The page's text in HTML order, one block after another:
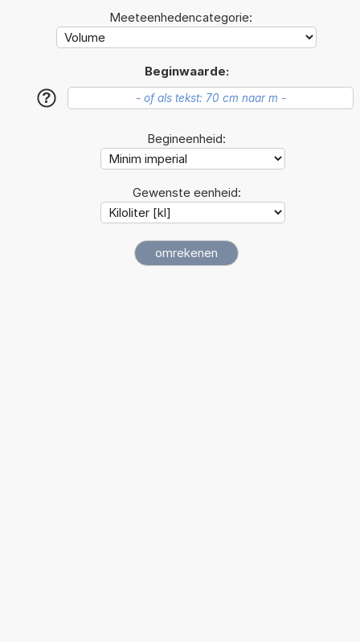
Meeteenhedencategorie:
Beginwaarde:
?
Begineenheid:
Gewenste eenheid: